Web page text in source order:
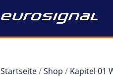
Startseite/Shop / Kapitel 01